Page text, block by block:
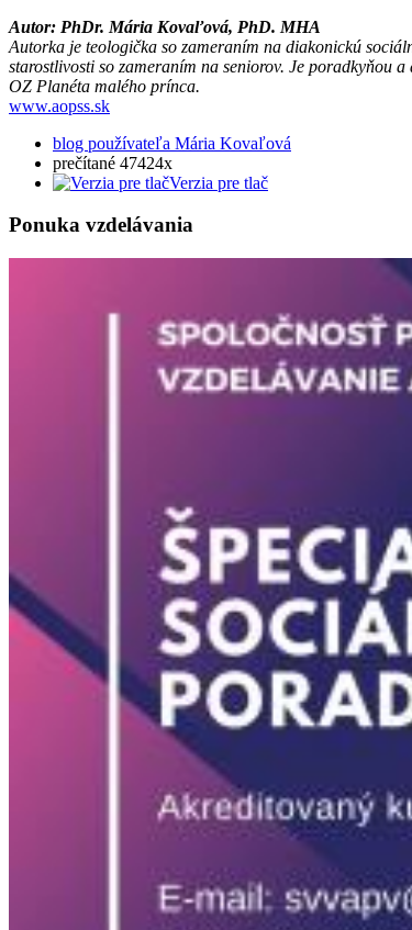
Autor: PhDr. Mária Kovaľová, PhD. MHA
Autorka je teologička so zameraním na diakonickú
starostlivosti so zameraním na seniorov. Je poradkyňou
OZ Planéta malého prínca.
www.aopss.sk
blog používateľa Mária Kovaľová
prečítané 47424x
Verzia pre tlač
Ponuka vzdelávania